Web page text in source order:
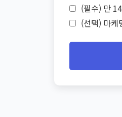
(필수) 만
(선택) 마케